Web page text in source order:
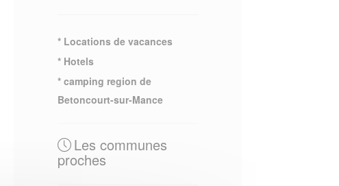
* Locations de vacances
* Hotels
* camping region de
Betoncourt-sur-Mance
Les communes
proches